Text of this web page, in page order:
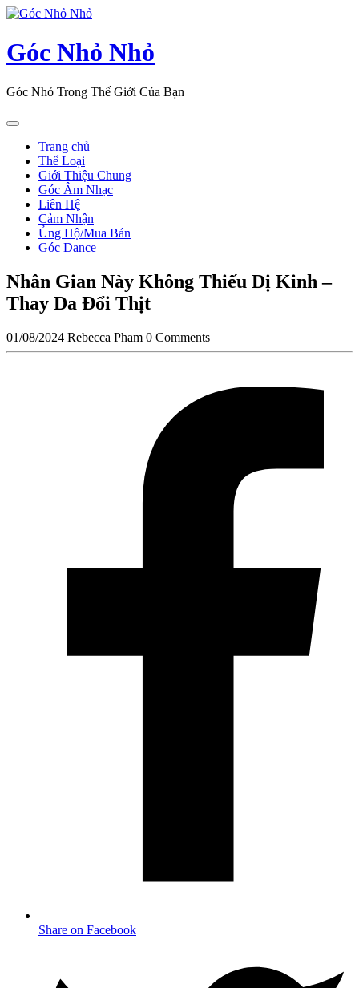
Skip
content
Góc Nhỏ Nhỏ
Góc Nhỏ Trong Thế Giới Của Bạn
Open
ButtonTrang chủ
Thể Loại
Giới Thiệu Chung
Góc Âm Nhạc
Liên Hệ
Cảm Nhận
Ủng Hộ/Mua Bán
Góc Dance
Close
Button
Nhân Gian Này Không Thiếu Dị Kinh –
Thay Da Đổi Thịt
01/08/2024 Rebecca Pham 0 Comments
Share on Facebook